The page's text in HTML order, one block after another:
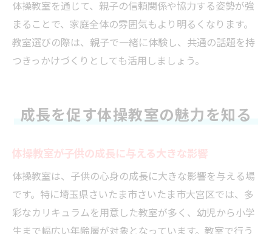
体操教室を通じて、親子の信頼関係や協力する姿勢が強
まることで、家庭全体の雰囲気もより明るくなります。
教室選びの際は、親子で一緒に体験し、共通の話題を持
つきっかけづくりとしても活用しましょう。
成長を促す体操教室の魅力を知る
体操教室が子供の成長に与える大きな影響
体操教室は、子供の心身の成長に大きな影響を与える場
です。特に埼玉県さいたま市さいたま市大宮区では、多
彩なカリキュラムを用意した教室が多く、幼児から小学
生まで幅広い年齢層が対象となっています。教室で行う